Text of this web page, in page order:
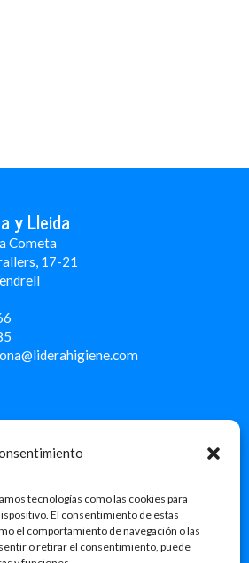
tecnologías como las cookies para
El consentimiento de estas
el comportamiento de navegación o las
o retirar el consentimiento, puede
y Lleida
Cometa
17-21